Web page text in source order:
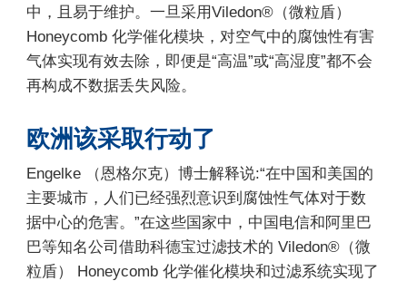
中，且易于维护。一旦采用Viledon®（微粒盾）
Honeycomb 化学催化模块，对空气中的腐蚀性有害
气体实现有效去除，即便是“高温”或“高湿度”都不会
再构成不数据丢失风险。
欧洲该采取行动了
Engelke （恩格尔克）博士解释说:“在中国和美国的
主要城市，人们已经强烈意识到腐蚀性气体对于数
据中心的危害。”在这些国家中，中国电信和阿里巴
巴等知名公司借助科德宝过滤技术的 Viledon®（微
粒盾） Honeycomb 化学催化模块和过滤系统实现了